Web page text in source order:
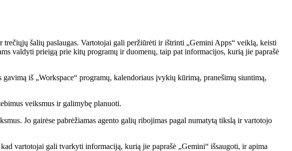
šalių paslaugas. Vartotojai gali peržiūrėti ir ištrinti „Gemini Apps“ veiklą, keisti
valdyti prieigą prie kitų programų ir duomenų, taip pat informacijos, kurią jie paprašė
iš „Workspace“ programų, kalendoriaus įvykių kūrimą, pranešimų siuntimą,
veiksmus ir galimybę planuoti.
Jo gairėse pabrėžiamas agento galių ribojimas pagal numatytą tikslą ir vartotojo
vartotojai gali tvarkyti informaciją, kurią jie paprašė „Gemini“ išsaugoti, ir apima